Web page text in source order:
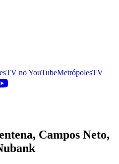
noYouTubeMetrópolesTV
Campos Neto,